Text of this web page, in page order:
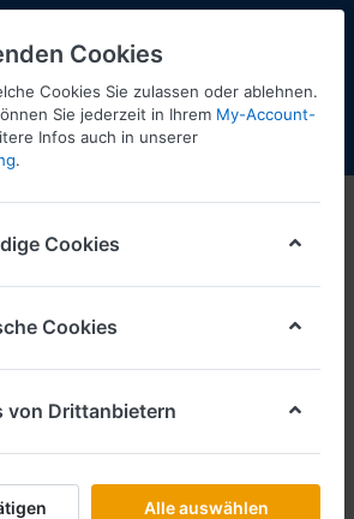
Shopaktualisierung
Sortieren
SCHLÜTER SORTIMENT
Art.-Nr. 5237
Cookies
Cookies Sie zulassen oder ablehnen.
Sie jederzeit in Ihrem My-Account-
Infos auch in unserer
.
Cookies
Cookies
von Drittanbietern
Alle auswählen